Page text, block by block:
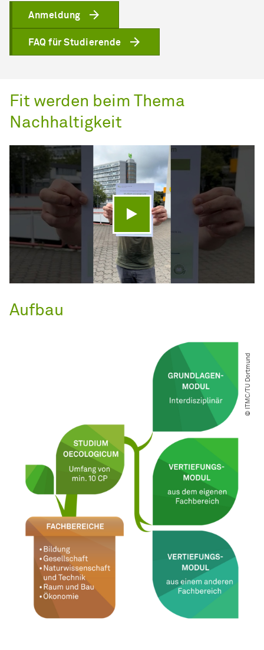
Anmeldung
FAQ für Studierende
Fit werden beim Thema
Nachhaltigkeit
Video abspielen
Aufbau
© ITMC​/​TU Dortmund